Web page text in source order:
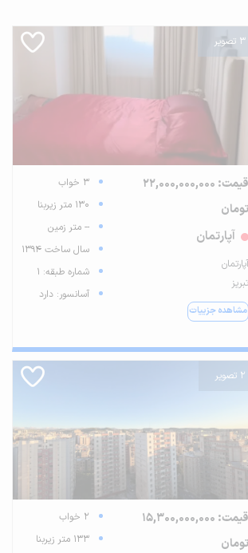
3 تصویر
قیمت: 22,000,000,000
تومان
آپارتمان
آپارتمان
تبریز
مشاهده جزییات
3 خواب
130 متر زیربنا
-- متر زمین
سال ساخت 1394
شماره طبقه: 1
آسانسور: دارد
2 تصویر
قیمت: 15,300,000,000
تومان
2 خواب
133 متر زیربنا